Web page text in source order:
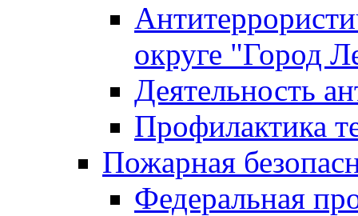
округе "Город
Деятельность
Профилактика
Пожарная
Федеральная